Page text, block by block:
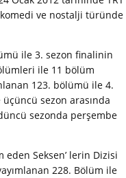
ve nostalji türünde
ile 3. sezon finalinin
ile 11 bölüm
123. bölümü ile 4.
sezon arasında
sezonda perşembe
eden Seksen’ lerin Dizisi
228. Bölüm ile